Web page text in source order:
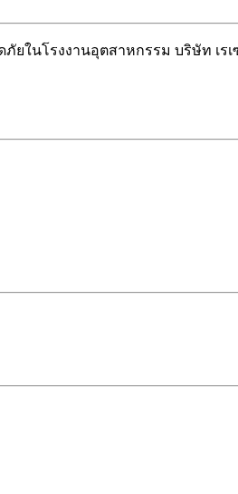
ในโรงงานอุตสาหกรรม บริษัท เ